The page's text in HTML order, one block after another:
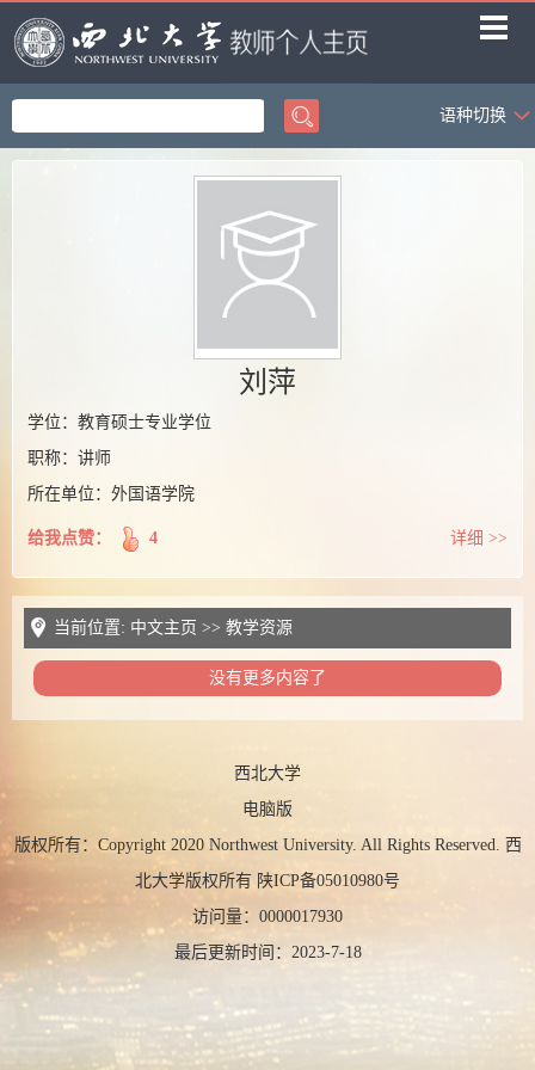
首页
语种切换
刘萍
学位：教育硕士专业学位
职称：讲师
所在单位：外国语学院
给我点赞： 4 详细 >>
当前位置: 中文主页 >> 教学资源
没有更多内容了
西北大学
电脑版
版权所有：Copyright 2020 Northwest University. All Rights Reserved. 西
北大学版权所有 陕ICP备05010980号
访问量： 0000017930
最后更新时间： 2023-7-18